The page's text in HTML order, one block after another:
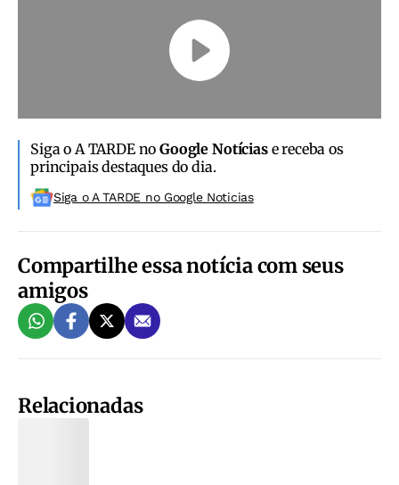
Siga o A TARDE noGoogle Notíciase receba os
principais destaques do dia.
Siga o A TARDE no Google Noticias
Compartilhe essa notícia com seus
amigos
Relacionadas